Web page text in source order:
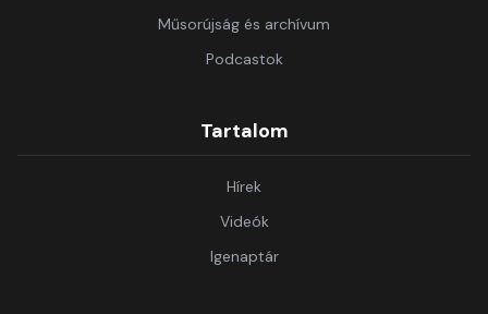
Műsorújság és archívum
Podcastok
Tartalom
Hírek
Videók
Igenaptár